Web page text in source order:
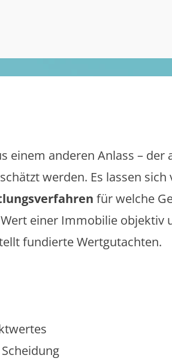
einem anderen Anlass – der
werden. Es lassen
für welche
einer Immobilie objektiv
fundierte Wertgutachten.